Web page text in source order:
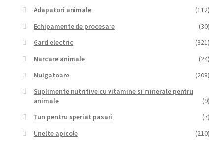
Adapatori animale
(112)
Echipamente de procesare
(30)
Gard electric
(321)
Marcare animale
(24)
Mulgatoare
(208)
Suplimente nutritive cu vitamine si minerale pentru
animale
(9)
Tun pentru speriat pasari
(7)
Unelte apicole
(210)